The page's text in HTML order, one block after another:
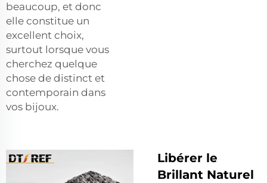
beaucoup, et donc
elle constitue un
excellent choix,
surtout lorsque vous
cherchez quelque
chose de distinct et
contemporain dans
vos bijoux.
Libérer le
Brillant Naturel